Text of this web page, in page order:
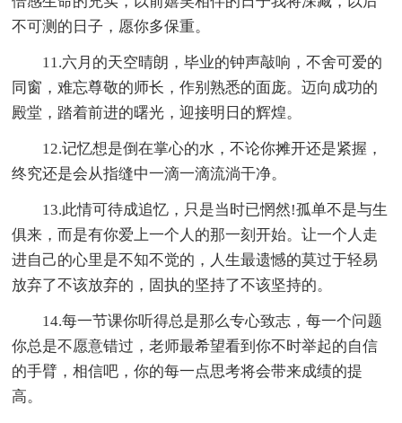
不可测的日子，愿你多保重。
11.六月的天空晴朗，毕业的钟声敲响，不舍可爱的
同窗，难忘尊敬的师长，作别熟悉的面庞。迈向成功的
殿堂，踏着前进的曙光，迎接明日的辉煌。
12.记忆想是倒在掌心的水，不论你摊开还是紧握，
终究还是会从指缝中一滴一滴流淌干净。
13.此情可待成追忆，只是当时已惘然!孤单不是与生
俱来，而是有你爱上一个人的那一刻开始。让一个人走
进自己的心里是不知不觉的，人生最遗憾的莫过于轻易
放弃了不该放弃的，固执的坚持了不该坚持的。
14.每一节课你听得总是那么专心致志，每一个问题
你总是不愿意错过，老师最希望看到你不时举起的自信
的手臂，相信吧，你的每一点思考将会带来成绩的提
高。